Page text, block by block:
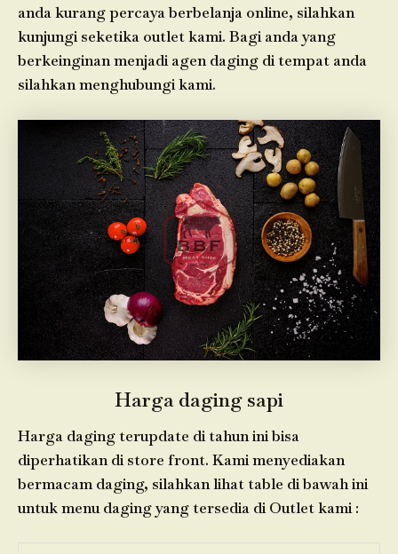
anda kurang percaya berbelanja online, silahkan
kunjungi seketika outlet kami. Bagi anda yang
berkeinginan menjadi agen daging di tempat anda
silahkan menghubungi kami.
Harga daging sapi
Harga daging terupdate di tahun ini bisa
diperhatikan di store front. Kami menyediakan
bermacam daging, silahkan lihat table di bawah ini
untuk menu daging yang tersedia di Outlet kami :